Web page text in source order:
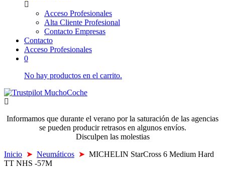
Acceso Profesionales
Alta Cliente Profesional
Contacto Empresas
Contacto
Acceso Profesionales
0
No hay productos en el carrito.
Informamos que durante el verano por la saturación de las agencias
se pueden producir retrasos en algunos envíos.
Disculpen las molestias
Inicio ➤ Neumáticos ➤ MICHELIN StarCross 6 Medium Hard
TT NHS -57M